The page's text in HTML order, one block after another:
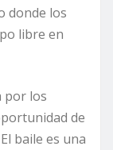
donde los
libre en
por los
de
baile es una